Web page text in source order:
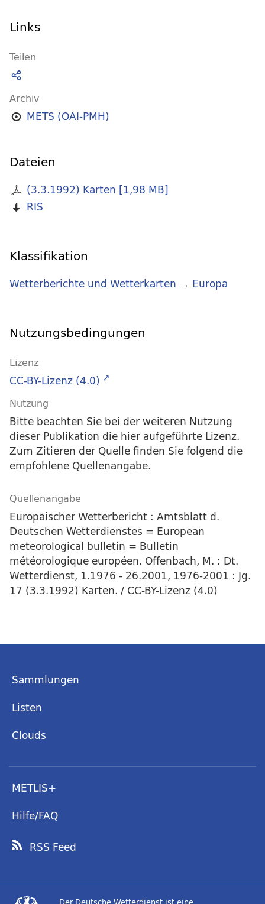
Links
Teilen
Archiv
METS (OAI-PMH)
Dateien
(3.3.1992) Karten [1,98 MB]
RIS
Klassifikation
Wetterberichte und Wetterkarten → Europa
Nutzungsbedingungen
Lizenz
CC-BY-Lizenz (4.0)
Nutzung
Bitte beachten Sie bei der weiteren Nutzung
dieser Publikation die hier aufgeführte Lizenz.
Zum Zitieren der Quelle finden Sie folgend die
empfohlene Quellenangabe.
Quellenangabe
Europäischer Wetterbericht : Amtsblatt d.
Deutschen Wetterdienstes = European
meteorological bulletin = Bulletin
météorologique européen. Offenbach, M. : Dt.
Wetterdienst, 1.1976 - 26.2001, 1976-2001 : Jg.
17 (3.3.1992) Karten. / CC-BY-Lizenz (4.0)
Sammlungen
Listen
Clouds
METLIS+
Hilfe/FAQ
RSS Feed